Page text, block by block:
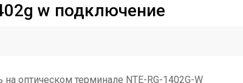
w подключение
оптическом терминале NTE-RG-1402G-W